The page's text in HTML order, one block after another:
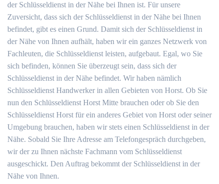
der Schlüsseldienst in der Nähe bei Ihnen ist. Für unsere
Zuversicht, dass sich der Schlüsseldienst in der Nähe bei Ihnen
befindet, gibt es einen Grund. Damit sich der Schlüsseldienst in
der Nähe von Ihnen aufhält, haben wir ein ganzes Netzwerk von
Fachleuten, die Schlüsseldienst leisten, aufgebaut. Egal, wo Sie
sich befinden, können Sie überzeugt sein, dass sich der
Schlüsseldienst in der Nähe befindet. Wir haben nämlich
Schlüsseldienst Handwerker in allen Gebieten von Horst. Ob Sie
nun den Schlüsseldienst Horst Mitte brauchen oder ob Sie den
Schlüsseldienst Horst für ein anderes Gebiet von Horst oder seiner
Umgebung brauchen, haben wir stets einen Schlüsseldienst in der
Nähe. Sobald Sie Ihre Adresse am Telefongespräch durchgeben,
wir der zu Ihnen nächste Fachmann vom Schlüsseldienst
ausgeschickt. Den Auftrag bekommt der Schlüsseldienst in der
Nähe von Ihnen.